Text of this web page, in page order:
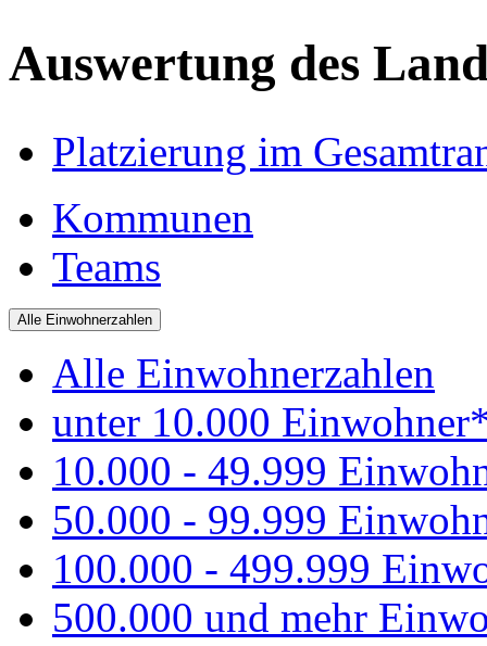
Auswertung des
Platzierung im
Kommunen
Teams
Alle Einwohnerzahlen
Alle Einwohnerzahlen
unter 10.000
10.000 - 49.999
50.000 - 99.999
100.000 - 499.999
500.000 und mehr